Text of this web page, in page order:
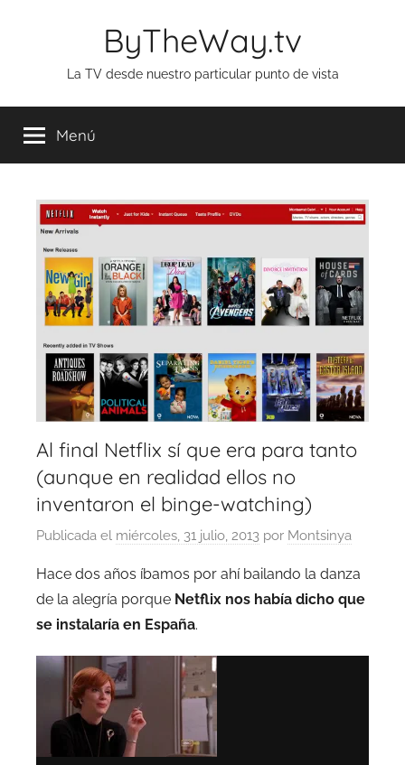
ByTheWay.tv
La TV desde nuestro particular punto de vista
Menú
Al final Netflix sí que era para tanto
(aunque en realidad ellos no
inventaron el binge-watching)
Publicada el miércoles, 31 julio, 2013 por Montsinya
Hace dos años íbamos por ahí bailando la danza
de la alegría porque Netflix nos había dicho que
se instalaría en España.